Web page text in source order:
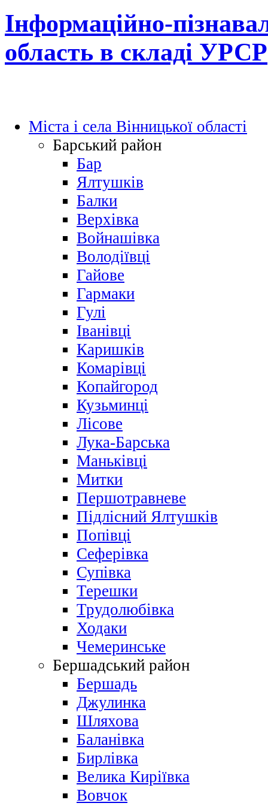
Інформаційно-
область в складі УРСР
Міста і села Вінницької області
Барський район
Бар
Ялтушків
Балки
Верхівка
Войнашівка
Володіївці
Гайове
Гармаки
Гулі
Іванівці
Каришків
Комарівці
Копайгород
Кузьминці
Лісове
Лука-Барська
Маньківці
Митки
Першотравневе
Підлісний Ялтушків
Попівці
Сеферівка
Супівка
Терешки
Трудолюбівка
Ходаки
Чемеринське
Бершадський район
Бершадь
Джулинка
Шляхова
Баланівка
Бирлівка
Велика Киріївка
Вовчок